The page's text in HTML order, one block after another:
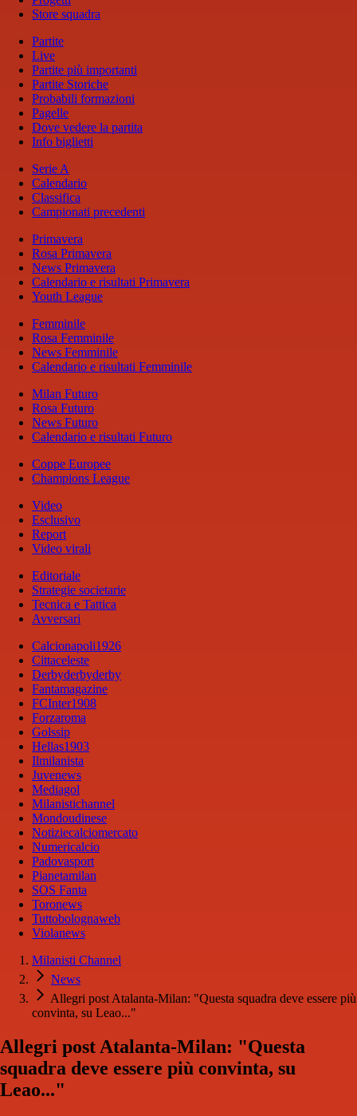
Store squadra
Partite
Live
Partite più importanti
Partite Storiche
Probabili formazioni
Pagelle
Dove vedere la partita
Info biglietti
Serie A
Calendario
Classifica
Campionati precedenti
Primavera
Rosa Primavera
News Primavera
Calendario e risultati Primavera
Youth League
Femminile
Rosa Femminile
News Femminile
Calendario e risultati Femminile
Milan Futuro
Rosa Futuro
News Futuro
Calendario e risultati Futuro
Coppe Europee
Champions League
Video
Esclusivo
Report
Video virali
Editoriale
Strategie societarie
Tecnica e Tattica
Avversari
Calcionapoli1926
Cittaceleste
Derbyderbyderby
Fantamagazine
FCInter1908
Forzaroma
Golssip
Hellas1903
Ilmilanista
Juvenews
Mediagol
Milanistichannel
Mondoudinese
Notiziecalciomercato
Numericalcio
Padovasport
Pianetamilan
SOS Fanta
Toronews
Tuttobolognaweb
Violanews
Milanisti Channel
News
Allegri post Atalanta-Milan: "Questa squadra deve essere più
convinta, su Leao..."
Allegri post Atalanta-Milan: "Questa
squadra deve essere più convinta, su
Leao..."